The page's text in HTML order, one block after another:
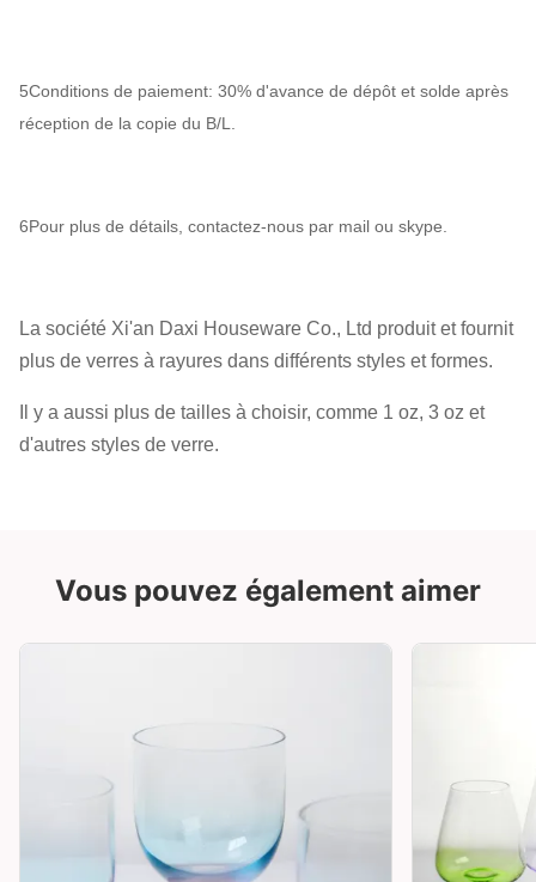
5Conditions de paiement: 30% d'avance de dépôt et solde après
réception de la copie du B/L.
6Pour plus de détails, contactez-nous par mail ou skype.
La société Xi'an Daxi Houseware Co., Ltd produit et fournit
plus de verres à rayures dans différents styles et formes.
Il y a aussi plus de tailles à choisir, comme 1 oz, 3 oz et
d'autres styles de verre.
Vous pouvez également aimer